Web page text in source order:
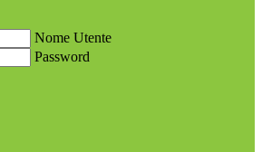
Nome Utente
Password